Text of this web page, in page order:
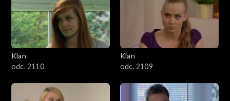
Klan
odc. 2110
Klan
odc. 2109